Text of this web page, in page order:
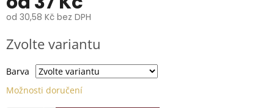
od 30,58 Kč bez DPH
cena:
Zvolte variantu
Barva
Možnosti doručení